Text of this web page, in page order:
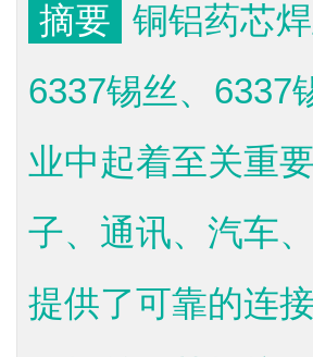
摘要 铜铝药芯
6337锡丝、6337
业中起着至关重
子、通讯、汽车
提供了可靠的连